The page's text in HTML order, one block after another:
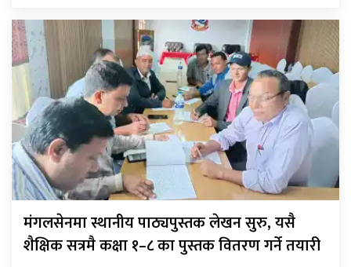
मंगलसेनमा स्थानीय पाठ्यपुस्तक लेखन सुरु, यसै
शैक्षिक सत्रमै कक्षा १–८ का पुस्तक वितरण गर्ने तयारी